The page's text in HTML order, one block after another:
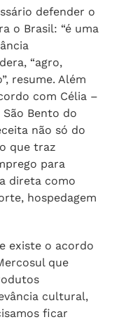
defender o
o Brasil: “é uma
“agro,
resume. Além
com Célia –
Bento do
não só do
que traz
para
direta como
hospedagem
existe o acordo
que
cultural,
ficar